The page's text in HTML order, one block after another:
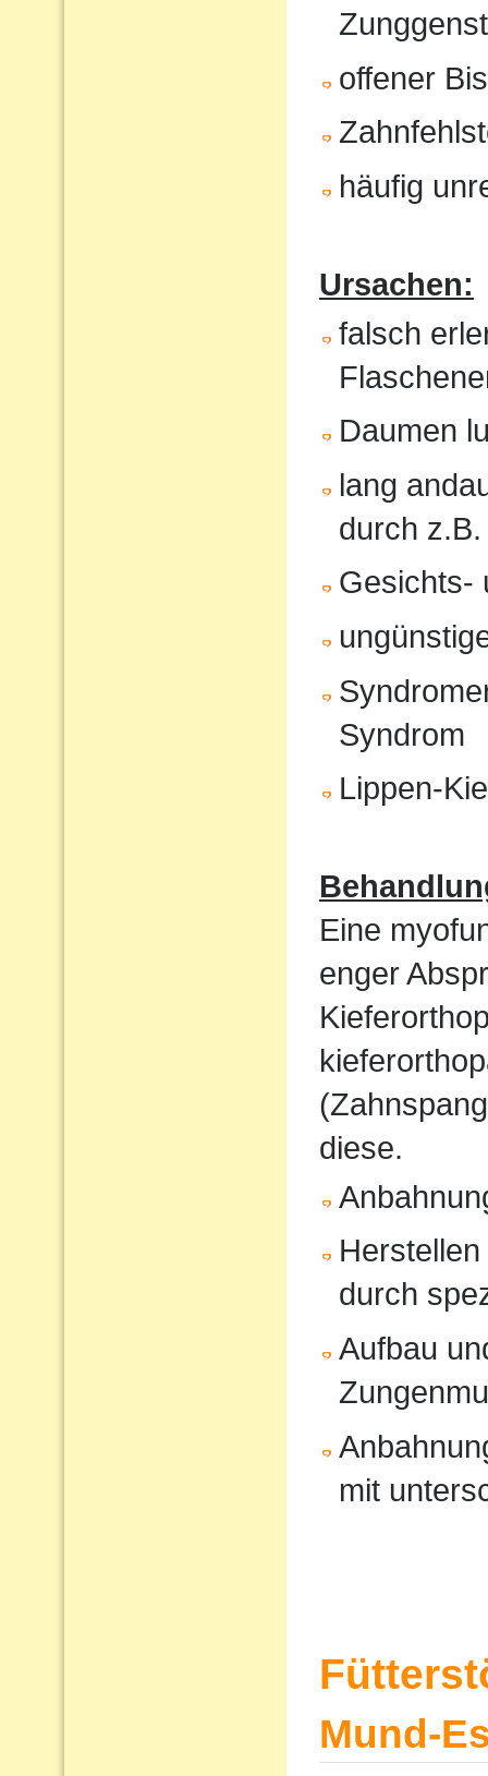
offener
häufig
Ursachen:
falsch
Daumen
lang
durch
Gesichts-
Syndrom
Lippen-
Eine
enger
diese.
durch
Aufbau
mit
Mund-